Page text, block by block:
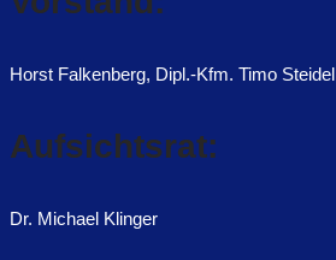
Horst Falkenberg, Dipl.-Kfm. Timo Steidel
Aufsichtsrat:
Dr. Michael Klinger